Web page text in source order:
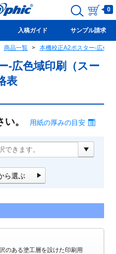
0
入稿ガイド サンプル請求
商品一覧 本機校正A2ポスター-広色
-広色域印刷（スー
表
。 用紙の厚みの目安
ら選ぶ
のある塗工層を設けた印刷用